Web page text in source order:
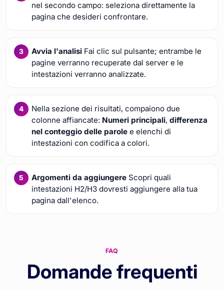
nel secondo campo: seleziona direttamente la
pagina che desideri confrontare.
Avvia l'analisiFai clic sul pulsante; entrambe le
pagine verranno recuperate dal server e le
intestazioni verranno analizzate.
Nella sezione dei risultati, compaiono due
colonne affiancate: Numeri principali, differenza
nel conteggio delle parolee elenchi di
intestazioni con codifica a colori.
Argomenti da aggiungereScopri quali
intestazioni H2/H3 dovresti aggiungere alla tua
pagina dall'elenco.
FAQ
Domande frequenti